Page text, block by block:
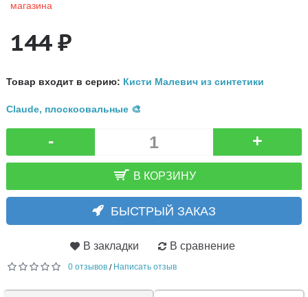
магазина
144 ₽
Товар входит в серию: Кисти Малевич из синтетики
Claude, плоскоовальные 🎨
- +
В КОРЗИНУ
БЫСТРЫЙ ЗАКАЗ
В закладки В сравнение
0 отзывов / Написать отзыв